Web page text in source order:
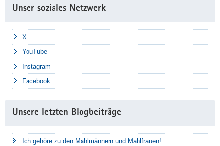
Unser soziales Netzwerk
X
YouTube
Instagram
Facebook
Unsere letzten Blogbeiträge
Ich gehöre zu den Mahlmännern und Mahlfrauen!